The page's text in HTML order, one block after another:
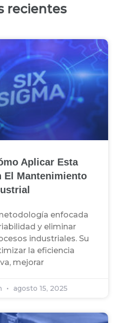
recientes
Aplicar Esta
El Mantenimiento
enfocada
y eliminar
industriales. Su
la eficiencia
mejorar
agosto 15, 2025